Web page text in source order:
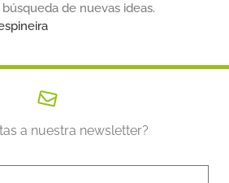
de nuevas ideas.
a nuestra newsletter?